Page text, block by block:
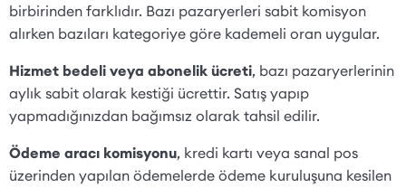
birbirinden farklıdır. Bazı pazaryerleri sabit komisyon
alırken bazıları kategoriye göre kademeli oran uygular.
Hizmet bedeli veya abonelik ücreti, bazı pazaryerlerinin
aylık sabit olarak kestiği ücrettir. Satış yapıp
yapmadığınızdan bağımsız olarak tahsil edilir.
Ödeme aracı komisyonu, kredi kartı veya sanal pos
üzerinden yapılan ödemelerde ödeme kuruluşuna kesilen